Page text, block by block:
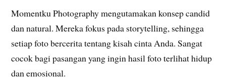
Momentku Photography mengutamakan konsep candid
dan natural. Mereka fokus pada storytelling, sehingga
setiap foto bercerita tentang kisah cinta Anda. Sangat
cocok bagi pasangan yang ingin hasil foto terlihat hidup
dan emosional.